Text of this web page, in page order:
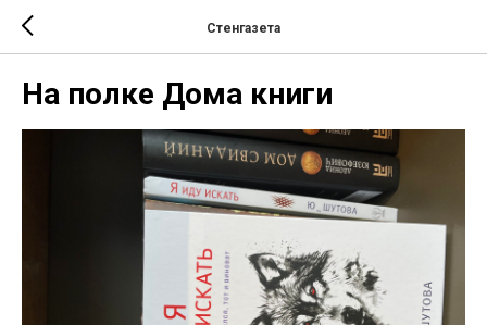
Стенгазета
На полке Дома книги